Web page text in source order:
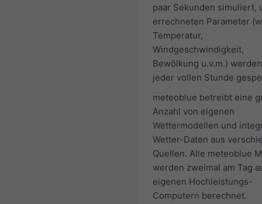
paar Sekunden simuliert,
errechneten Parameter
Temperatur,
Windgeschwindigkeit,
Bewölkung u.v.m.)
jeder vollen Stunde
meteoblue betreibt eine
Anzahl von eigenen
Wettermodellen und
Wetter-Daten aus
Quellen. Alle meteoblue
werden zweimal am Tag
eigenen Hochleistungs-
Computern berechnet.